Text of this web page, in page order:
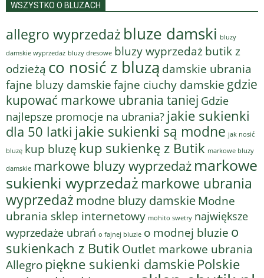
WSZYSTKO O BLUZACH
allegro wyprzedaż bluze damski bluzy
damskie wyprzedaż bluzy dresowe bluzy wyprzedaż butik z
odzieżą co nosić z bluzą damskie ubrania
fajne bluzy damskiefajne ciuchy damskie gdzie
kupować markowe ubrania taniej Gdzie
najlepsze promocje na ubrania? jakie sukienki
dla 50 latki jakie sukienki są modne jak nosić
bluzę kup bluzę kup sukienkę z Butik markowe bluzy
damskie markowe bluzy wyprzedaż markowe
sukienki wyprzedaż markowe ubrania
wyprzedaż modne bluzy damskie Modne
ubrania sklep internetowy mohito swetry największe
wyprzedaże ubrań o fajnej bluzie o modnej bluzie o
sukienkach z Butik Outlet markowe ubrania
Allegropiękne sukienki damskie Polskie